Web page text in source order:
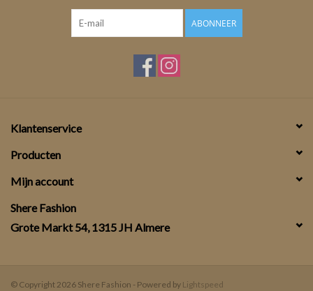
ABONNEER
Klantenservice
Producten
Mijn account
Shere Fashion
Grote Markt 54, 1315 JH Almere
© Copyright 2026 Shere Fashion - Powered by Lightspeed